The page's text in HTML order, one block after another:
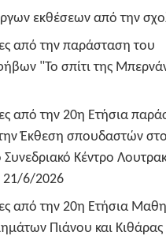
εκθέσεων από την
από την παράσταση του
"Το σπίτι της
από την 20η Ετήσια
Έκθεση σπουδαστών στο
Συνεδριακό Κέντρο
21/6/2026
από την 20η Ετήσια
Πιάνου και Κιθάρας